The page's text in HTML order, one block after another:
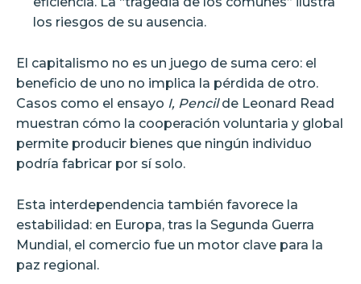
los riesgos de su ausencia.
El capitalismo no es un juego de suma cero: el
beneficio de uno no implica la pérdida de otro.
Casos como el ensayo I, Pencilde Leonard Read
muestran cómo la cooperación voluntaria y global
permite producir bienes que ningún individuo
podría fabricar por sí solo.
Esta interdependencia también favorece la
estabilidad: en Europa, tras la Segunda Guerra
Mundial, el comercio fue un motor clave para la
paz regional.